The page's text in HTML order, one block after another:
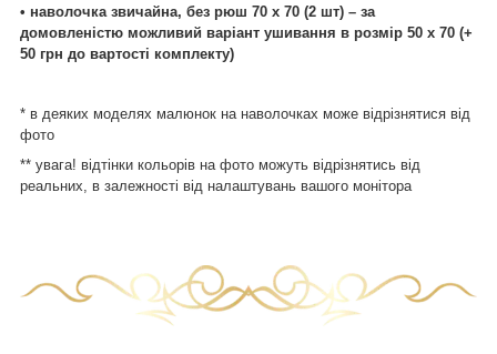
• наволочка звичайна, без рюш 70 х 70 (2 шт) – за
домовленістю можливий варіант ушивання в розмір 50 х 70 (+
50 грн до вартості комплекту)
* в деяких моделях малюнок на наволочках може відрізнятися від
фото
** увага! відтінки кольорів на фото можуть відрізнятись від
реальних, в залежності від налаштувань вашого монітора